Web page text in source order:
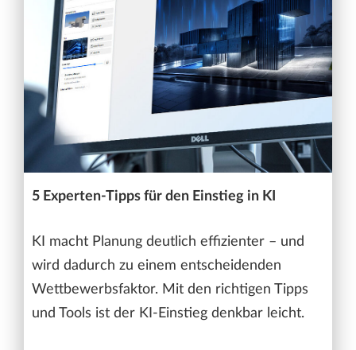
5 Experten-Tipps für den Einstieg in KI
KI macht Planung deutlich effizienter – und
wird dadurch zu einem entscheidenden
Wettbewerbsfaktor. Mit den richtigen Tipps
und Tools ist der KI-Einstieg denkbar leicht.